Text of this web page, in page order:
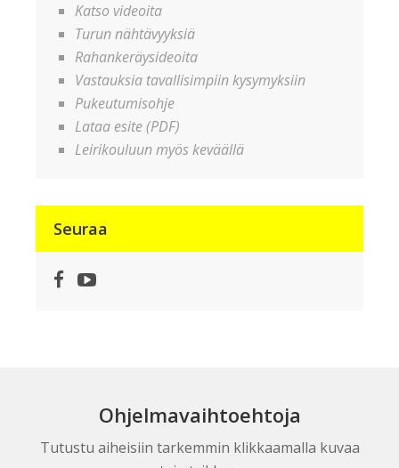
Katso videoita
Turun nähtävyyksiä
Rahankeräysideoita
Vastauksia tavallisimpiin kysymyksiin
Pukeutumisohje
Lataa esite (PDF)
Leirikouluun myös keväällä
Seuraa
Facebook
YouTube
Ohjelmavaihtoehtoja
Tutustu aiheisiin tarkemmin klikkaamalla kuvaa